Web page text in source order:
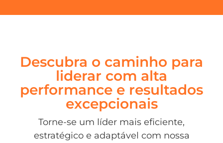
Descubra o caminho para
liderar com alta
performance e resultados
excepcionais
Torne-se um líder mais eficiente,
estratégico e adaptável com nossa